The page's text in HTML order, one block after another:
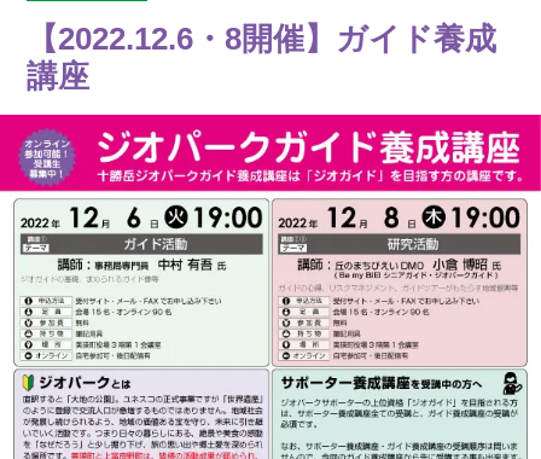
【2022.12.6・8開催】ガイド養成
講座